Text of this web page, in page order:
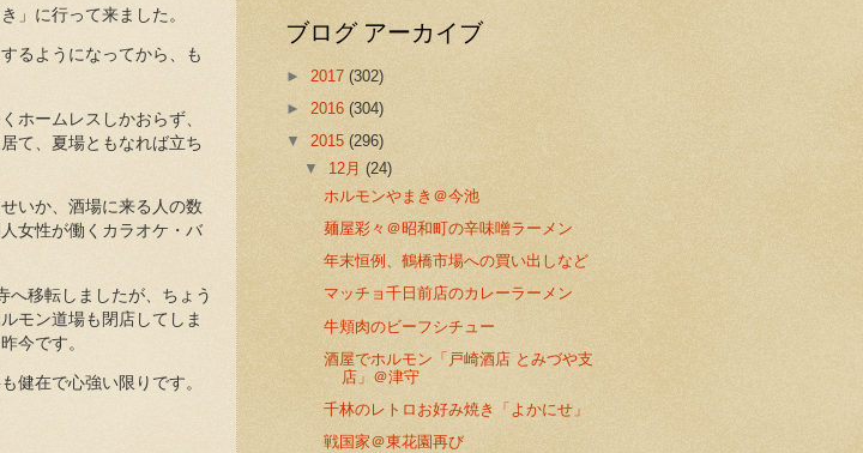
」に行って来ました。
るようになってから、も
ホームレスしかおらず、
て、夏場ともなれば立ち
いか、酒場に来る人の数
女性が働くカラオケ・バ
へ移転しましたが、ちょう
モン道場も閉店してしま
今です。
健在で心強い限りです。
ブログ アーカイブ
► 2017 (302)
► 2016 (304)
▼ 2015 (296)
▼ 12月(24)
ホルモンやまき＠今池
麺屋彩々＠昭和町の辛味噌ラーメン
年末恒例、鶴橋市場への買い出しなど
マッチョ千日前店のカレーラーメン
牛頬肉のビーフシチュー
酒屋でホルモン「戸崎酒店 とみづや支
店」＠津守
千林のレトロお好み焼き「よかにせ」
戦国家＠東花園再び